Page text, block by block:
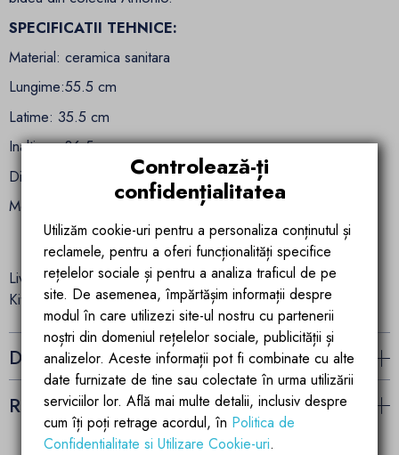
SPECIFICATII TEHNICE:
Material: ceramica sanitara
Lungime:55.5 cm
Latime: 35.5 cm
Inaltime: 36.5 cm
Distanta dintre gaurile de fixare: 18 cm
Montaj: suspendat
Livrare completa.
Kit de montare inclus.
Detalii ale produsului
Recenzii (0)
Controlează-ți
confidențialitatea
Utilizăm cookie-uri pentru a personaliza conținutul și
reclamele, pentru a oferi funcționalități specifice
rețelelor sociale și pentru a analiza traficul de pe
site. De asemenea, împărtășim informații despre
modul în care utilizezi site-ul nostru cu partenerii
noștri din domeniul rețelelor sociale, publicității și
analizelor. Aceste informații pot fi combinate cu alte
date furnizate de tine sau colectate în urma utilizării
serviciilor lor. Află mai multe detalii, inclusiv despre
cum îți poți retrage acordul, în Politica de
Confidentialitate si Utilizare Cookie-uri.